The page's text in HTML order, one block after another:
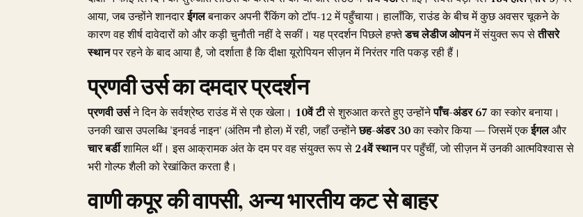
आया, जब उन्होंने शानदारईगलबनाकर अपनी रैंकिंग को टॉप-12 में पहुँचाया। हालाँकि, राउंड के बीच में कुछ अवसर चूकने के
कारण वह शीर्ष दावेदारों को और कड़ी चुनौती नहीं दे सकीं। यह प्रदर्शन पिछले हफ्तेडच लेडीज ओपनमें संयुक्त रूप सेतीसरे
स्थानपर रहने के बाद आया है, जो दर्शाता है कि दीक्षा यूरोपियन सीज़न में निरंतर गति पकड़ रही हैं।
प्रणवी उर्स का दमदार प्रदर्शन
प्रणवी उर्सने दिन के सर्वश्रेष्ठ राउंड में से एक खेला। 10वें टीसे शुरुआत करते हुए उन्होंनेपाँच-अंडर 67का स्कोर बनाया।
उनकी खास उपलब्धि 'इनवर्ड नाइन' (अंतिम नौ होल) में रही, जहाँ उन्होंनेछह-अंडर 30का स्कोर किया — जिसमें एकईगलऔर
चार बर्डीशामिल थीं। इस आक्रामक अंत के दम पर वह संयुक्त रूप से 24वें स्थानपर पहुँचीं, जो सीज़न में उनकी आत्मविश्वास से
भरी गोल्फ शैली को रेखांकित करता है।
वाणी कपूर की वापसी, अन्य भारतीय कट से बाहर